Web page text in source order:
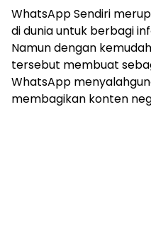
WhatsApp Sendiri
di dunia untuk berbagi
Namun dengan
tersebut membuat
WhatsApp
membagikan konten